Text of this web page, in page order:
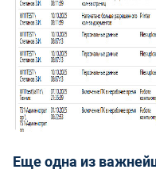
Еще одна из